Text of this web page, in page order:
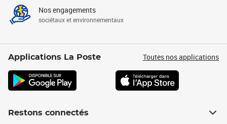
Nos engagements
sociétaux et environnementaux
Applications La Poste Toutes nos applications
Restons connectés